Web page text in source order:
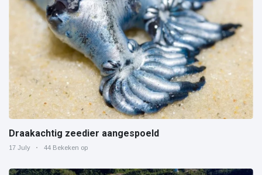
Draakachtig zeedier aangespoeld
17 July 44 Bekeken op